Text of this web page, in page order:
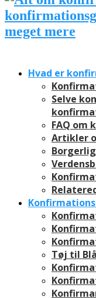
Hvad er
Selve
FAQ om
Artikler
Tøj til